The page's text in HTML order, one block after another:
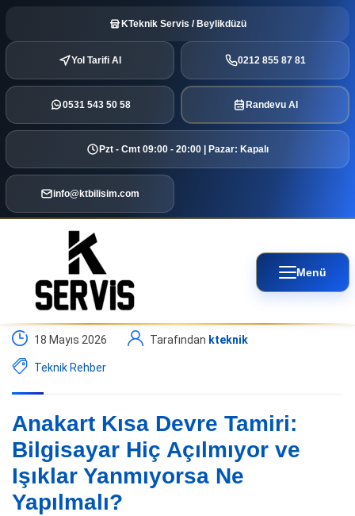
KTeknik Servis / Beylikdüzü
Yol Tarifi Al 0212 855 87 81
0531 543 50 58 Randevu Al
Pzt - Cmt 09:00 - 20:00 | Pazar: Kapalı
info@ktbilisim.com
Menü
18 Mayıs 2026 Tarafından kteknik
Teknik Rehber
Anakart Kısa Devre Tamiri:
Bilgisayar Hiç Açılmıyor ve
Işıklar Yanmıyorsa Ne
Yapılmalı?